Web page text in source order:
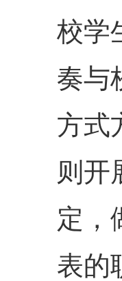
校学
奏与
方式
则开
定，
表的